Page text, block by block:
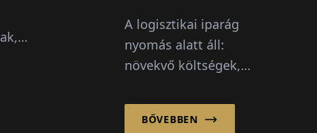
dolgozunk – a
bürokrácia
A logisztikai iparág
nyomás alatt áll:
növekvő költségek,
növekvő sofőrhiány.
Michael W. Nimtsch
BŐVEBBEN